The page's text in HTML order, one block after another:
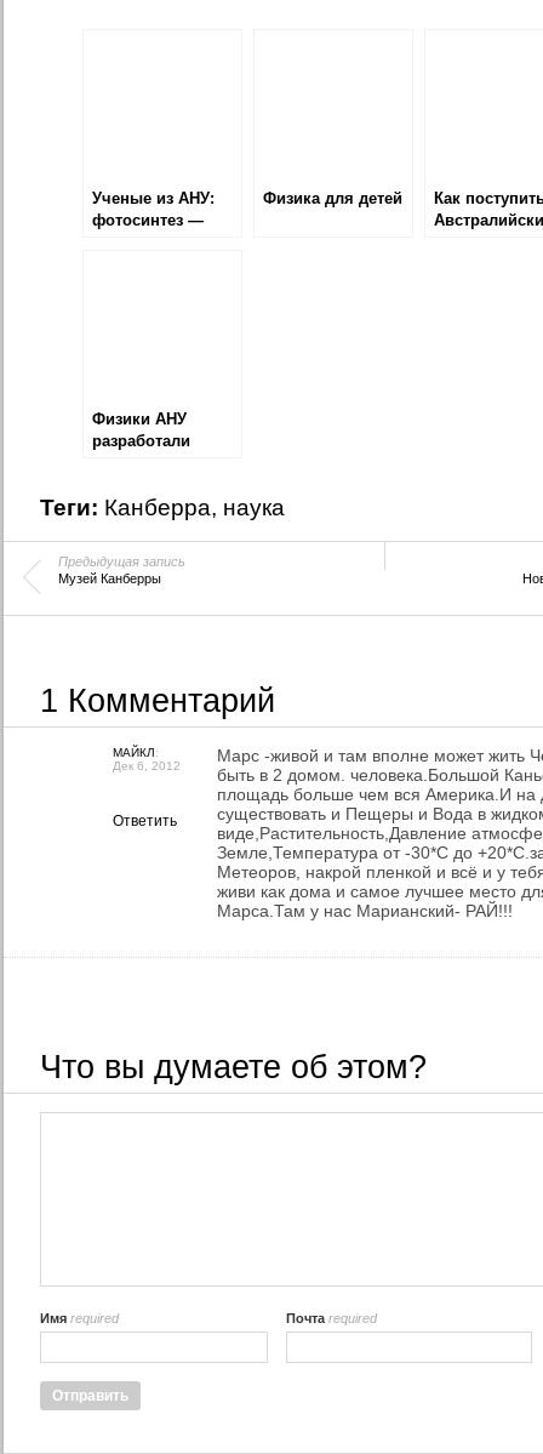
Ученые из АНУ:
фотосинтез —
Физика для детей
Как
Физики АНУ
разработали
убийц»
Теги: Канберра, наука
Предыдущая запись
Музей Канберры
1 Комментарий
МАЙКЛ:
Дек 6, 2012
Ответить
Марс -живой и там вполне может жить
быть в 2 домом. человека.Большой
площадь больше чем вся Америка.И на
существовать и Пещеры и Вода в
виде,Растительность,Давление
Земле,Температура от -30*С до
Метеоров, накрой пленкой и всё и у
живи как дома и самое лучшее место
Марса.Там у нас Марианский- РАЙ!!!
Что вы думаете об этом?
Имя required Почта required